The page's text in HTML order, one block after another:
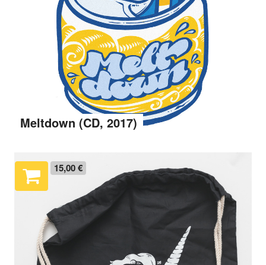
Meltdown (CD, 2017)
15,00 €